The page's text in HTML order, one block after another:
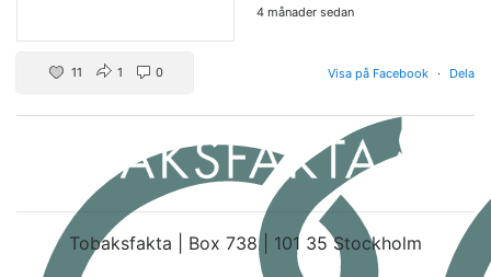
4 månader sedan
Visa på Facebook · Dela
11 1 0
Tobaksfakta | Box 738 | 101 35 Stockholm